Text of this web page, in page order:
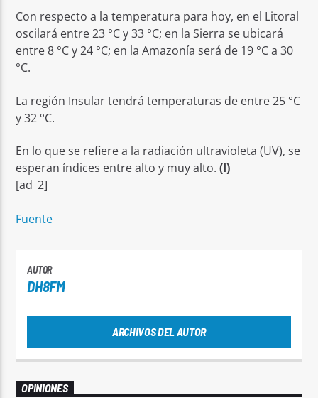
Con respecto a la temperatura para hoy, en el Litoral
oscilará entre 23 °C y 33 °C; en la Sierra se ubicará
entre 8 °C y 24 °C; en la Amazonía será de 19 °C a 30
°C.
La región Insular tendrá temperaturas de entre 25 °C
y 32 °C.
En lo que se refiere a la radiación ultravioleta (UV), se
esperan índices entre alto y muy alto.(I)
[ad_2]
Fuente
AUTOR
DH8FM
ARCHIVOS DEL AUTOR
OPINIONES